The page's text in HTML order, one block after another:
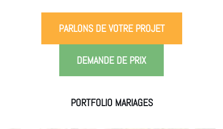
PARLONS DE VOTRE PROJET
DEMANDE DE PRIX
PORTFOLIO MARIAGES